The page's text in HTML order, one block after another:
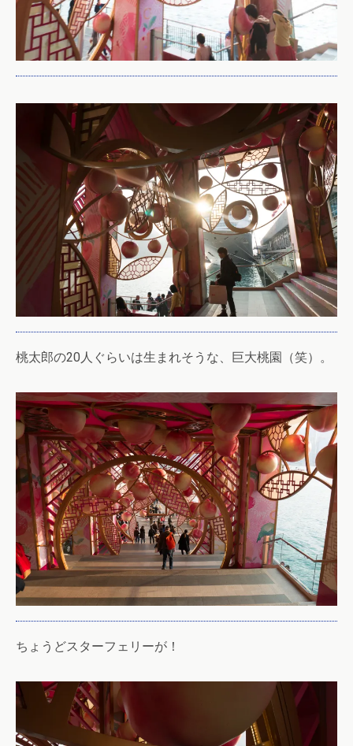
桃太郎の20人ぐらいは生まれそうな、巨大桃園（笑）。
ちょうどスターフェリーが！